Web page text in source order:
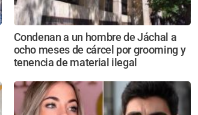
Condenan a un hombre de Jáchal a
ocho meses de cárcel por grooming y
tenencia de material ilegal